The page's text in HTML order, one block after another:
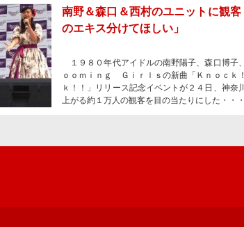
南野＆森口＆西村のユニットに観
のエキス分けてほしい」
１９８０年代アイドルの南野陽子、森口博子
ｏｏｍｉｎｇ Ｇｉｒｌｓの新曲「Ｋｎｏｃ
ｋ！！」リリース記念イベントが２４日、神
上がる約１万人の観客を目の当たりにした・・・